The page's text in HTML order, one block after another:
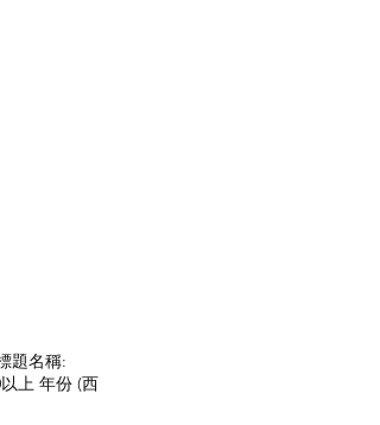
題名稱:
上 年份 (西